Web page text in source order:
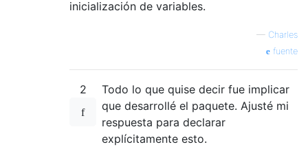
inicialización de variables.
— Charles
fuente
2
Todo lo que quise decir fue implicar
que desarrollé el paquete. Ajusté mi
respuesta para declarar
explícitamente esto.